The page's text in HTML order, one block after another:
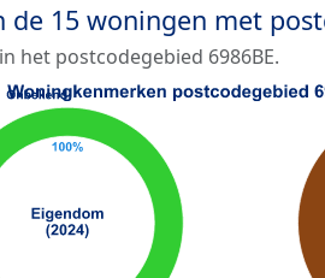
de 15 woningen met
het postcodegebied 6986BE.